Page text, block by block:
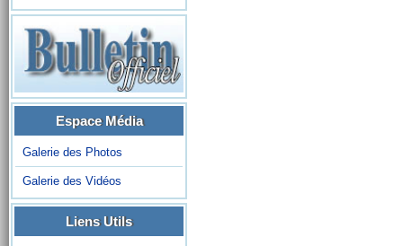
Espace Média
Galerie des Photos
Galerie des Vidéos
Liens Utils